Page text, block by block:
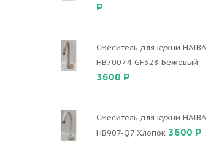
Р
Смеситель для кухни HAIBA
HB70074-GF328 Бежевый
3600 Р
Смеситель для кухни HAIBA
HB907-Q7 Хлопок 3600 Р